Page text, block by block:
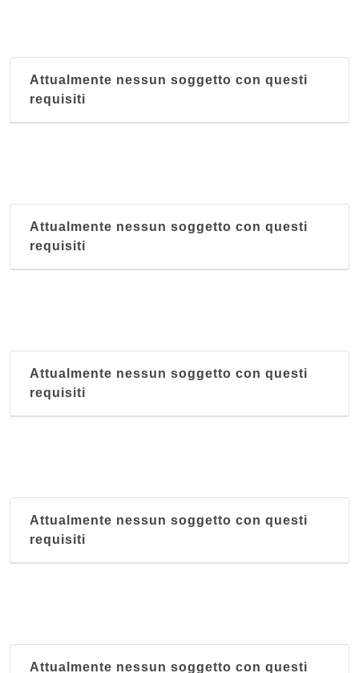
Attualmente nessun soggetto con questi
requisiti
Attualmente nessun soggetto con questi
requisiti
Attualmente nessun soggetto con questi
requisiti
Attualmente nessun soggetto con questi
requisiti
Attualmente nessun soggetto con questi